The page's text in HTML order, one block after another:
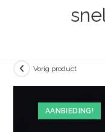
AANBIEDING!
Vorig product